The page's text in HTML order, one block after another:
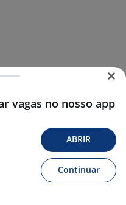
vagas no nosso app
ABRIR
Continuar